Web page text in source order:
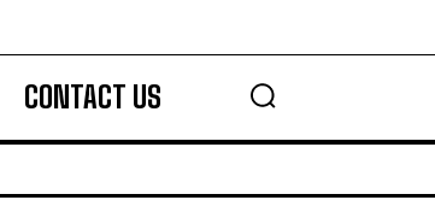
CONTACT US